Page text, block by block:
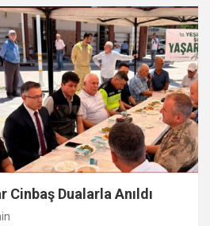
Cinbaş Dualarla Anıldı